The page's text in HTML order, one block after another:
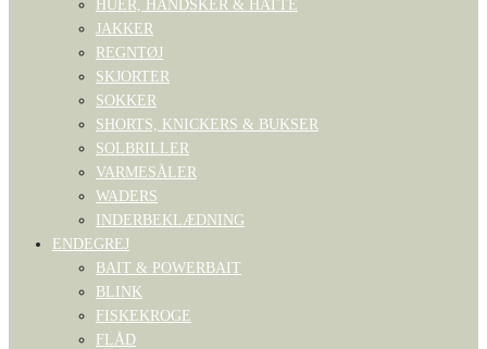
HUER, HANDSKER & HATTE
JAKKER
REGNTØJ
SKJORTER
SOKKER
SHORTS, KNICKERS & BUKSER
SOLBRILLER
VARMESÅLER
WADERS
INDERBEKLÆDNING
ENDEGREJ
BAIT & POWERBAIT
BLINK
FISKEKROGE
FLÅD